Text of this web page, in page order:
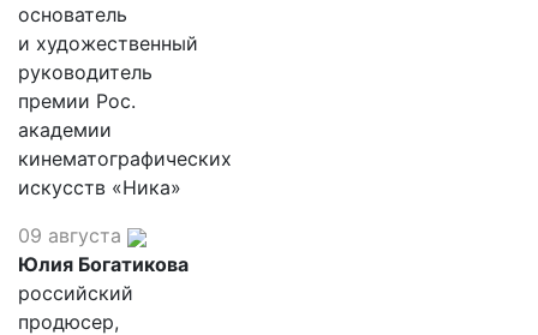
основатель
и художественный
руководитель
премии Рос.
академии
кинематографических
искусств «Ника»
09 августа
Юлия Богатикова
российский
продюсер,